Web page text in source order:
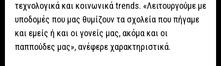
τεχνολογικά και κοινωνικά trends. «Λειτουργούμε με
υποδομές που μας θυμίζουν τα σχολεία που πήγαμε
και εμείς ή και οι γονείς μας, ακόμα και οι
παππούδες μας», ανέφερε χαρακτηριστικά.